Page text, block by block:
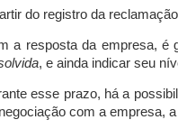
do registro da
a resposta da empresa, é
, e ainda indicar seu
esse prazo, há a
com a empresa,